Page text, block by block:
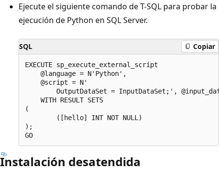
Ejecute el siguiente comando de T-SQL para probar la
ejecución de Python en SQL Server.
SQL Copiar
EXECUTE sp_execute_external_script
    @language = N'Python',
    @script = N'
OutputDataSet = InputDataSet;',
    WITH RESULT SETS
(
        ([hello] INT NOT NULL)
);
Instalación desatendida